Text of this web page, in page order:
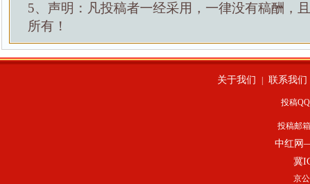
5、声明：凡投稿者一经采用，一律没有稿酬，
所有！
关于我们 联系我们
投稿
投稿邮
中红网
冀
京